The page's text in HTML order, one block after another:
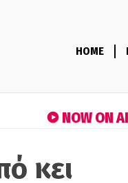
HOME
NOW ON
κει